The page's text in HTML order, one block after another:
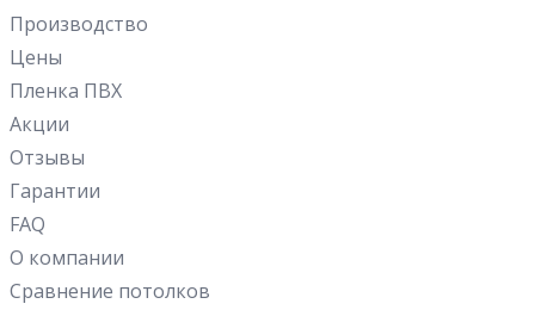
Парящие
Производство
Цены
Пленка ПВХ
Акции
Отзывы
Гарантии
FAQ
О компании
Сравнение потолков